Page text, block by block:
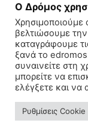
Εγγραφή
Ο Δρόμος
Χρησιμοποιούμε
βελτιώσουμε
καταγράφουμε
ξανά το
συναινείτε στη
μπορείτε να
ελέγξετε και να
Ρυθμίσεις Cookie